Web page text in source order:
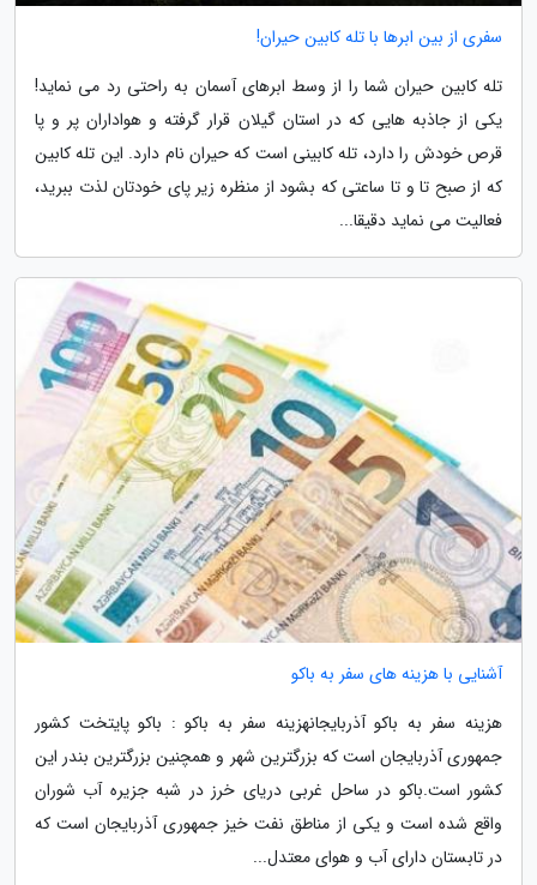
سفری از بین ابرها با تله کابین حیران!
تله کابین حیران شما را از وسط ابرهای آسمان به راحتی رد می نماید!
یکی از جاذبه هایی که در استان گیلان قرار گرفته و هواداران پر و پا
قرص خودش را دارد، تله کابینی است که حیران نام دارد. این تله کابین
که از صبح تا و تا ساعتی که بشود از منظره زیر پای خودتان لذت ببرید،
فعالیت می نماید دقیقا...
آشنایی با هزینه های سفر به باکو
هزینه سفر به باکو آذربایجانهزینه سفر به باکو : باکو پایتخت کشور
جمهوری آذربایجان است که بزرگترین شهر و همچنین بزرگترین بندر این
کشور است.باکو در ساحل غربی دریای خرز در شبه جزیره آب شوران
واقع شده است و یکی از مناطق نفت خیز جمهوری آذربایجان است که
در تابستان دارای آب و هوای معتدل...